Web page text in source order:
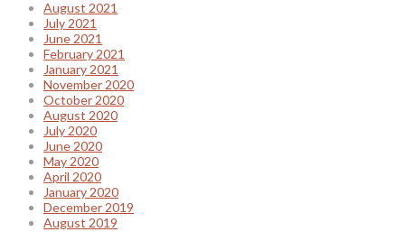
August 2021
July 2021
June 2021
February 2021
January 2021
November 2020
October 2020
August 2020
July 2020
June 2020
May 2020
April 2020
January 2020
December 2019
August 2019